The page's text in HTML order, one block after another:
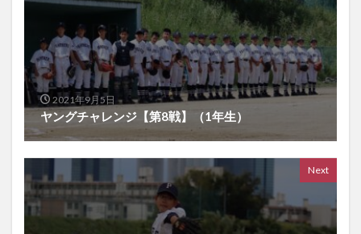
2021年9月5日
ヤングチャレンジ【第8戦】（1年生）
Next